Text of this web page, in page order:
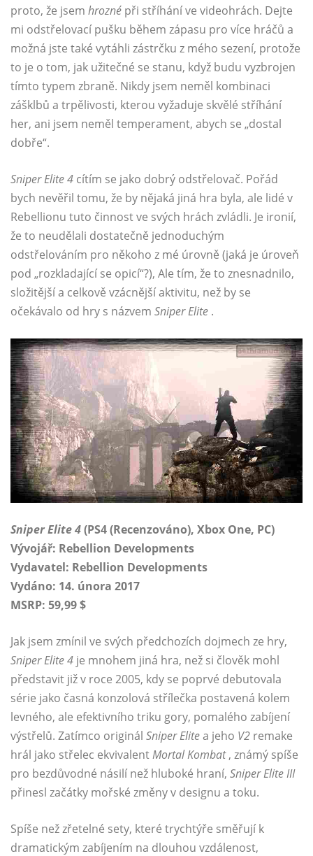
proto, že jsem hrozné při stříhání ve videohrách. Dejte
mi odstřelovací pušku během zápasu pro více hráčů a
možná jste také vytáhli zástrčku z mého sezení, protože
to je o tom, jak užitečné se stanu, když budu vyzbrojen
tímto typem zbraně. Nikdy jsem neměl kombinaci
zášklbů a trpělivosti, kterou vyžaduje skvělé stříhání
her, ani jsem neměl temperament, abych se „dostal
dobře“.
Sniper Elite 4 cítím se jako dobrý odstřelovač. Pořád
bych nevěřil tomu, že by nějaká jiná hra byla, ale lidé v
Rebellionu tuto činnost ve svých hrách zvládli. Je ironií,
že to neudělali dostatečně jednoduchým
odstřelováním pro někoho z mé úrovně (jaká je úroveň
pod „rozkladající se opicí“?), Ale tím, že to znesnadnilo,
složitější a celkově vzácnější aktivitu, než by se
očekávalo od hry s názvem Sniper Elite .
Sniper Elite 4(PS4 (Recenzováno), Xbox One, PC)
Vývojář: Rebellion Developments
Vydavatel: Rebellion Developments
Vydáno: 14. února 2017
MSRP: 59,99 $
Jak jsem zmínil ve svých předchozích dojmech ze hry,
Sniper Elite 4 je mnohem jiná hra, než si člověk mohl
představit již v roce 2005, kdy se poprvé debutovala
série jako časná konzolová střílečka postavená kolem
levného, ​​ale efektivního triku gory, pomalého zabíjení
výstřelů. Zatímco originál Sniper Elitea jeho V2 remake
hrál jako střelec ekvivalentMortal Kombat, známý spíše
pro bezdůvodné násilí než hluboké hraní, Sniper Elite III
přinesl začátky mořské změny v designu a toku.
Spíše než zřetelné sety, které trychtýře směřují k
dramatickým zabíjením na dlouhou vzdálenost,